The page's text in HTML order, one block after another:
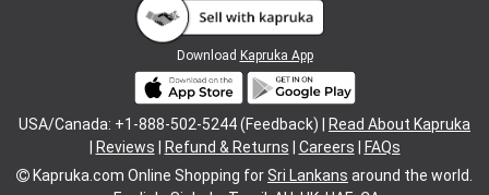
Download Kapruka App
USA/Canada: +1-888-502-5244 (Feedback) |
Read About Kapruka
Reviews Refund & Returns Careers
FAQs
Kapruka.com Online Shopping forSri Lankans around the world.